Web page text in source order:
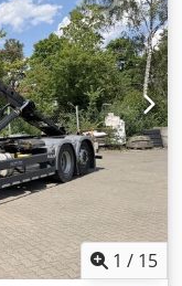
1 / 15